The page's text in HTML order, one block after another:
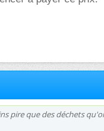
pire que des déchets